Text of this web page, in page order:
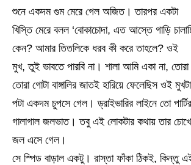
শুনে একদম গুম মেরে গেল অজিত। তারপর একটা
খিস্তি মেরে বলল ‘বোকাচোদা, এত আস্তে গাড়ি
কেন? আমার তিতলিকে ধরব কী করে তাহলে? ওই
মুখ, তুই ভাবতে পারবি না। শালা আমি একা না, তোরা
তোরা গোটা বাঙ্গালির জাতই হারিয়ে ফেলেছিস ওই
পটা একদম চুপসে গেল। ড্রাইভারির লাইনে তো পার্টির
গালাগাল জলভাত। তবু এই লোকটার কথায় তার চোখে
জল এসে গেল।
সে স্পিড বাড়াল একটু। রাস্তা ফাঁকা ঠিকই, কিন্তু